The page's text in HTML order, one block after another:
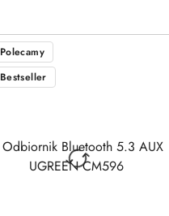
Polecamy
Bestseller